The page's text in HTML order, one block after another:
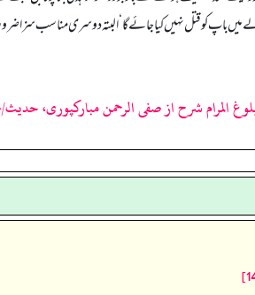
کہ آدمی نے جب اپنے بیٹے کو قتل کر دیا تو اس کے بدلے میں باپ کو قتل نہیں کیا جائے گا‘ البتہ
المرام شرح از صفی الرحمن مبارکپوری، حدیث/